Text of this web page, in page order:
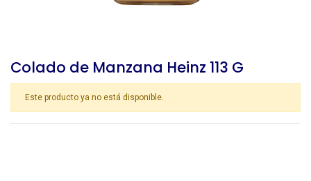
Colado de Manzana Heinz 113 G
Este producto ya no está disponible.